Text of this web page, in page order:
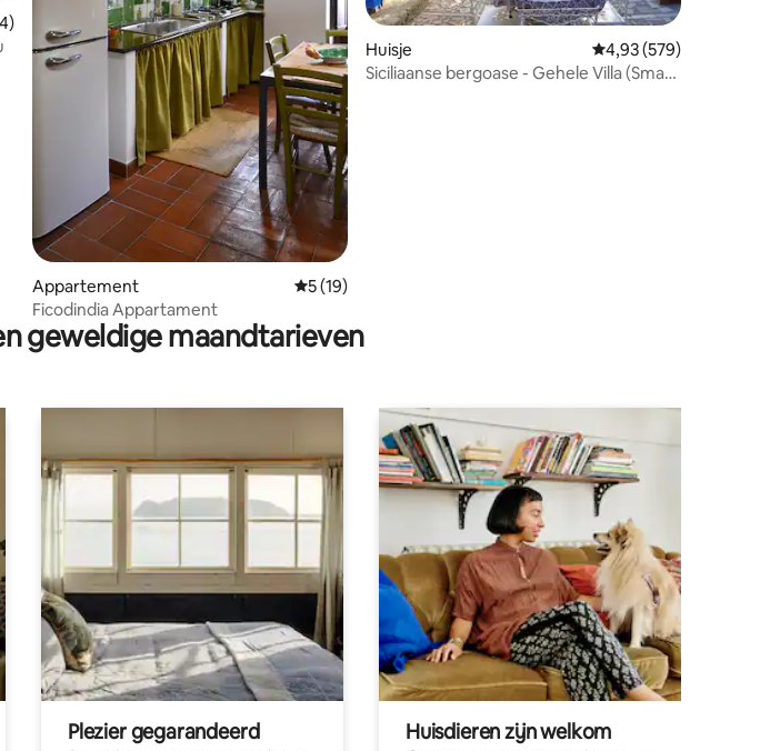
beoordeling van 5 uit 5, 24 recensies
Appartement Gemiddelde beoordeling van 5 uit 5, 19 recensies
5 (19)
Ficodindia Appartament
Huisje Gemiddelde
4,93 (579)
Siciliaanse bergoase - Gehele Villa (Smart
geweldige maandtarieven
Plezier gegarandeerd Huisdieren zijn welkom